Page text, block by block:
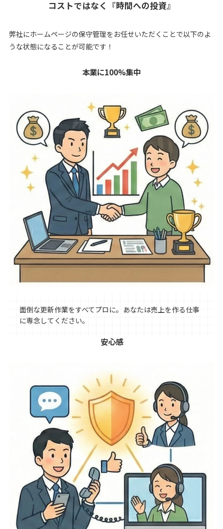
コストではなく『時間への投資』
弊社にホームページの保守管理をお任せいただくことで以下のよ
うな状態になることが可能です！
本業に100%集中
面倒な更新作業をすべてプロに。あなたは売上を作る仕事
に専念してください。
安心感